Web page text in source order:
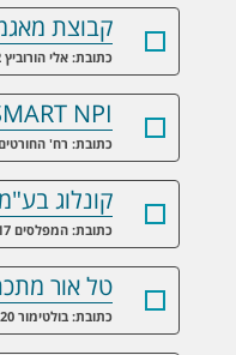
קבוצת
כתובת: אלי הורוביץ 12, רחובות 76106
NPI
כתובת: רח' החורטים 8, א.ת. חולון
קונלוג בע"מ
כתובת: המפלסים 17, א.ת. קרית אריה פתח תקווה 49130
טל אור
כתובת: בולטימור 20, א.ת. עכו 24130